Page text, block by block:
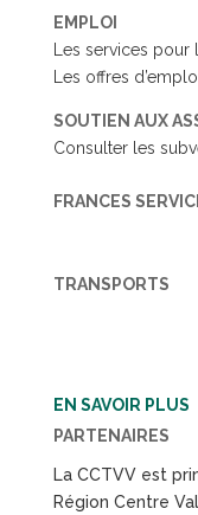
EMPLOI
Les services pour
Les offres
SOUTIEN AUX
Consulter les
FRANCES
TRANSPORTS
EN SAVOIR PLUS
PARTENAIRES
La CCTVV est
Région Centre